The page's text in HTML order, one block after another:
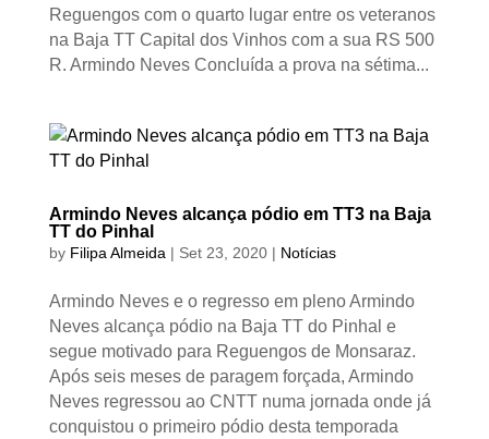
Reguengos com o quarto lugar entre os veteranos
na Baja TT Capital dos Vinhos com a sua RS 500
R. Armindo Neves Concluída a prova na sétima...
Armindo Neves alcança pódio em TT3 na Baja
TT do Pinhal
by Filipa Almeida | Set 23, 2020| Notícias
Armindo Neves e o regresso em pleno Armindo
Neves alcança pódio na Baja TT do Pinhal e
segue motivado para Reguengos de Monsaraz.
Após seis meses de paragem forçada, Armindo
Neves regressou ao CNTT numa jornada onde já
conquistou o primeiro pódio desta temporada